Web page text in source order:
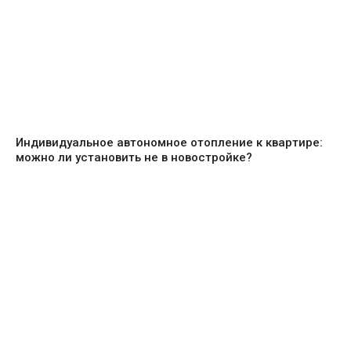
Индивидуальное автономное отопление к квартире:
можно ли установить не в новостройке?